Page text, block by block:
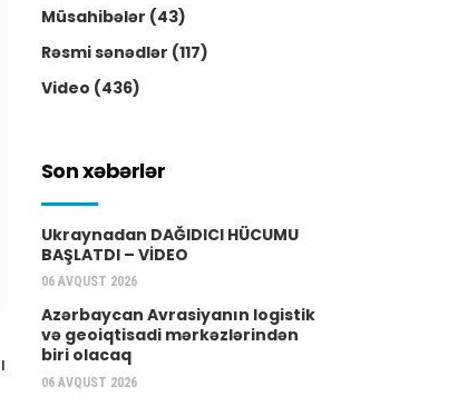
Müsahibələr (43)
Rəsmi sənədlər (117)
Video (436)
Son xəbərlər
Ukraynadan DAĞIDICI HÜCUMU
BAŞLATDI – VİDEO
06 AVQUST 2026
Azərbaycan Avrasiyanın logistik
və geoiqtisadi mərkəzlərindən
biri olacaq
06 AVQUST 2026